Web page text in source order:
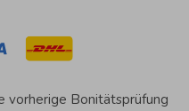
vorherige Bonitätsprüfung